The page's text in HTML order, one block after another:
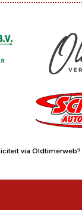
via Oldtimerweb?